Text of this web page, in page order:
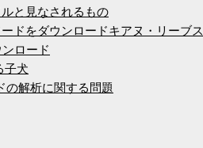
と見なされるもの
ドをダウンロードキアヌ・リーブス
ロード
子犬
の解析に関する問題